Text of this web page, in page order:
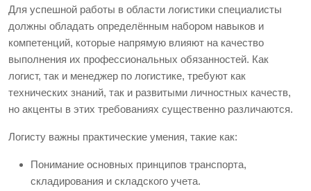
Для успешной работы в области логистики специалисты
должны обладать определённым набором навыков и
компетенций, которые напрямую влияют на качество
выполнения их профессиональных обязанностей. Как
логист, так и менеджер по логистике, требуют как
технических знаний, так и развитыми личностных качеств,
но акценты в этих требованиях существенно различаются.
Логисту важны практические умения, такие как:
Понимание основных принципов транспорта,
складирования и складского учета.